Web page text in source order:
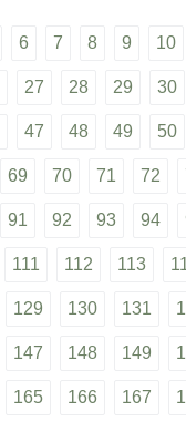
6 7 8 9 10
27 28 29 30
47 48 49 50
69 70 71 72
91 92 93 94
111 112 113
129 130 131
147 148 149
165 166 167